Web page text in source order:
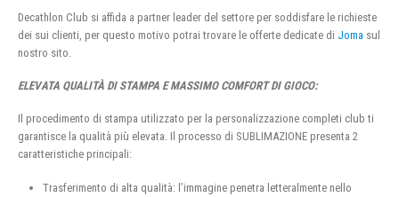
Decathlon Club si affida a partner leader del settore per soddisfare le richieste
dei sui clienti, per questo motivo potrai trovare le offerte dedicate di Joma sul
nostro sito.
ELEVATA QUALITÀ DI STAMPA E MASSIMO COMFORT DI GIOCO:
Il procedimento di stampa utilizzato per la personalizzazione completi club ti
garantisce la qualità più elevata. Il processo di SUBLIMAZIONE presenta 2
caratteristiche principali:
Trasferimento di alta qualità: l’immagine penetra letteralmente nello